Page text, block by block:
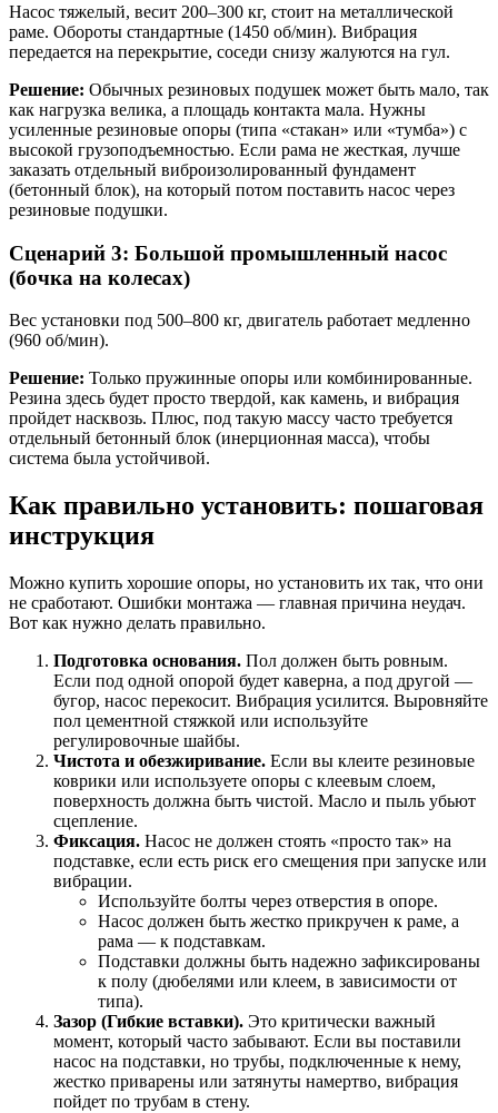
Насос тяжелый, весит 200–300 кг, стоит на металлической
раме. Обороты стандартные (1450 об/мин). Вибрация
передается на перекрытие, соседи снизу жалуются на гул.
Решение: Обычных резиновых подушек может быть мало, так
как нагрузка велика, а площадь контакта мала. Нужны
усиленные резиновые опоры (типа «стакан» или «тумба») с
высокой грузоподъемностью. Если рама не жесткая, лучше
заказать отдельный виброизолированный фундамент
(бетонный блок), на который потом поставить насос через
резиновые подушки.
Сценарий 3: Большой промышленный насос
(бочка на колесах)
Вес установки под 500–800 кг, двигатель работает медленно
(960 об/мин).
Решение: Только пружинные опоры или комбинированные.
Резина здесь будет просто твердой, как камень, и вибрация
пройдет насквозь. Плюс, под такую массу часто требуется
отдельный бетонный блок (инерционная масса), чтобы
система была устойчивой.
Как правильно установить: пошаговая
инструкция
Можно купить хорошие опоры, но установить их так, что они
не сработают. Ошибки монтажа — главная причина неудач.
Вот как нужно делать правильно.
Подготовка основания. Пол должен быть ровным.
Если под одной опорой будет каверна, а под другой —
бугор, насос перекосит. Вибрация усилится. Выровняйте
пол цементной стяжкой или используйте
регулировочные шайбы.
Чистота и обезжиривание. Если вы клеите резиновые
коврики или используете опоры с клеевым слоем,
поверхность должна быть чистой. Масло и пыль убьют
сцепление.
Фиксация. Насос не должен стоять «просто так» на
подставке, если есть риск его смещения при запуске или
вибрации.
Используйте болты через отверстия в опоре.
Насос должен быть жестко прикручен к раме, а
рама — к подставкам.
Подставки должны быть надежно зафиксированы
к полу (дюбелями или клеем, в зависимости от
типа).
Зазор (Гибкие вставки). Это критически важный
момент, который часто забывают. Если вы поставили
насос на подставки, но трубы, подключенные к нему,
жестко приварены или затянуты намертво, вибрация
пойдет по трубам в стену.